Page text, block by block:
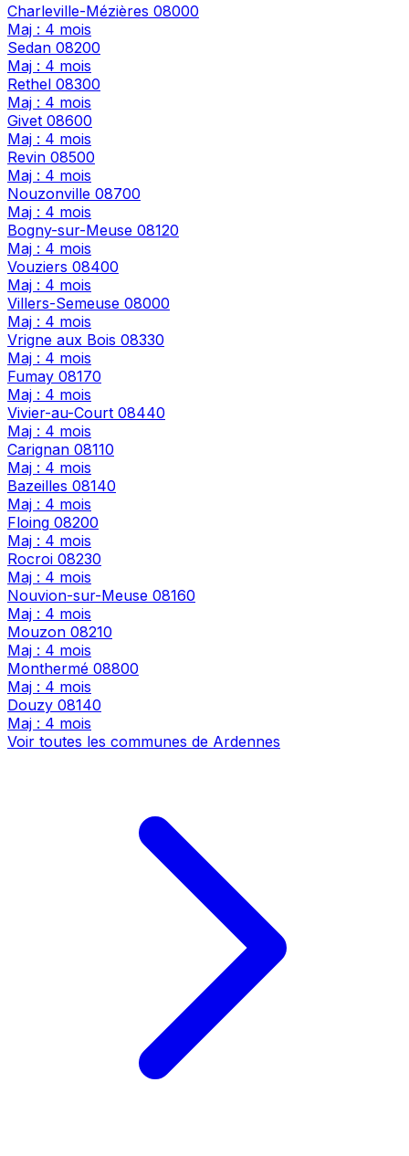
Charleville-Mézières 08000
Maj : 4 mois
Sedan 08200
Maj : 4 mois
Rethel 08300
Maj : 4 mois
Givet 08600
Maj : 4 mois
Revin 08500
Maj : 4 mois
Nouzonville 08700
Maj : 4 mois
Bogny-sur-Meuse 08120
Maj : 4 mois
Vouziers 08400
Maj : 4 mois
Villers-Semeuse 08000
Maj : 4 mois
Vrigne aux Bois 08330
Maj : 4 mois
Fumay 08170
Maj : 4 mois
Vivier-au-Court 08440
Maj : 4 mois
Carignan 08110
Maj : 4 mois
Bazeilles 08140
Maj : 4 mois
Floing 08200
Maj : 4 mois
Rocroi 08230
Maj : 4 mois
Nouvion-sur-Meuse 08160
Maj : 4 mois
Mouzon 08210
Maj : 4 mois
Monthermé 08800
Maj : 4 mois
Douzy 08140
Maj : 4 mois
Voir toutes les communes de Ardennes